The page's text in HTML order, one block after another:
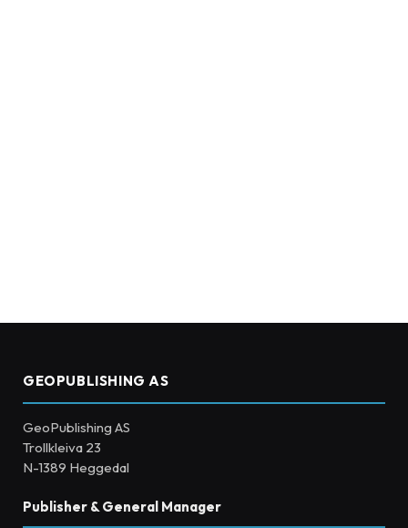
GEOPUBLISHING AS
GeoPublishing AS
Trollkleiva 23
N-1389 Heggedal
Publisher & General Manager